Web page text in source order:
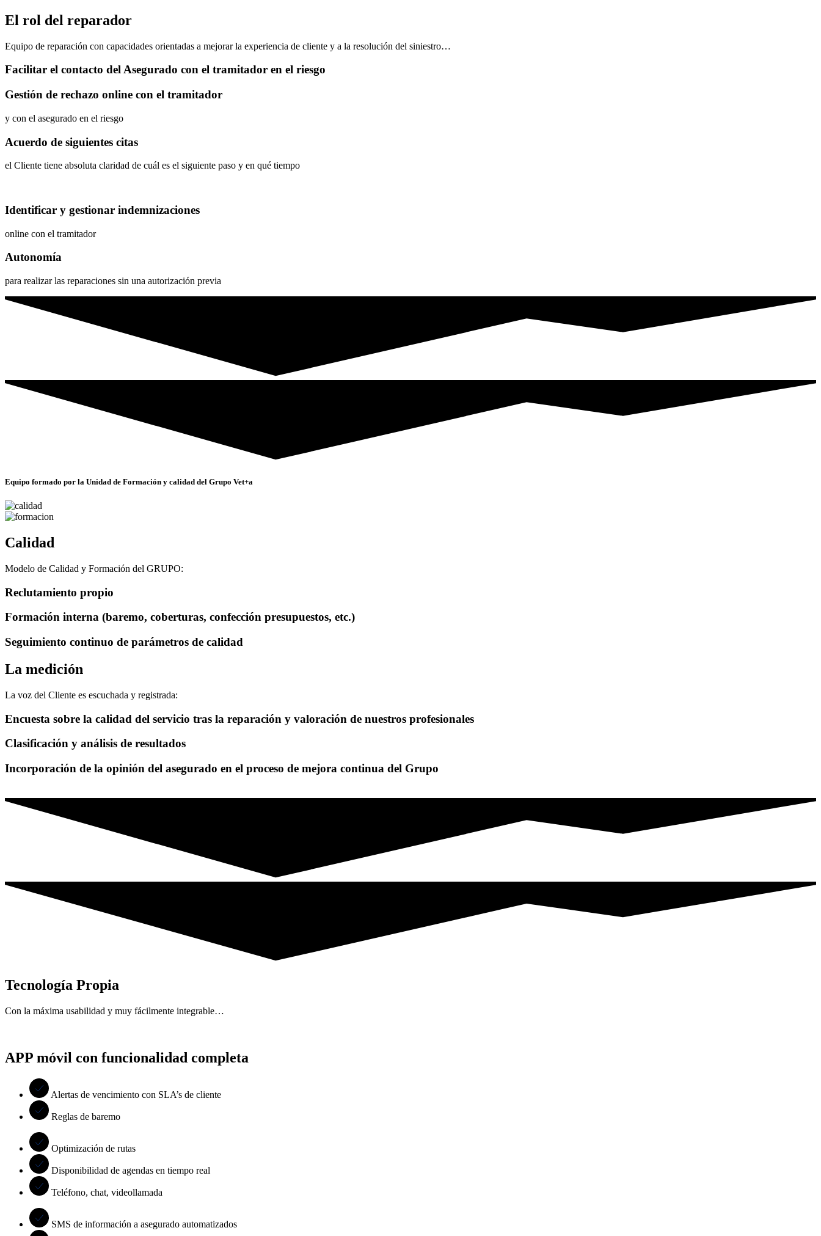
El rol del reparador
Equipo de reparación con capacidades orientadas a mejorar la experiencia de cliente y a la resolución del siniestro…
Facilitar el contacto del Asegurado con el tramitador en el riesgo
Gestión de rechazo online con el tramitador
y con el asegurado en el riesgo
Acuerdo de siguientes citas
el Cliente tiene absoluta claridad de cuál es el siguiente paso y en qué tiempo
Identificar y gestionar indemnizaciones
online con el tramitador
Autonomía
para realizar las reparaciones sin una autorización previa
Equipo formado por la Unidad de Formación y calidad del Grupo Vet+a
Calidad
Modelo de Calidad y Formación del GRUPO:
Reclutamiento propio
Formación interna (baremo, coberturas, confección presupuestos, etc.)
Seguimiento continuo de parámetros de calidad
La medición
La voz del Cliente es escuchada y registrada:
Encuesta sobre la calidad del servicio tras la reparación y valoración de nuestros profesionales
Clasificación y análisis de resultados
Incorporación de la opinión del asegurado en el proceso de mejora continua del Grupo
Tecnología Propia
Con la máxima usabilidad y muy fácilmente integrable…
APP móvil con funcionalidad completa
Alertas de vencimiento con SLA’s de cliente
Reglas de baremo
Optimización de rutas
Disponibilidad de agendas en tiempo real
Teléfono, chat, videollamada
SMS de información a asegurado automatizados